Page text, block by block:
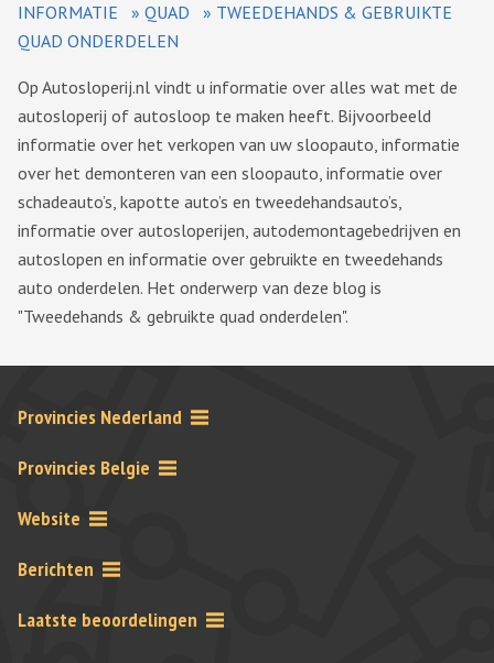
INFORMATIE
» QUAD » TWEEDEHANDS & GEBRUIKTE
QUAD ONDERDELEN
Op Autosloperij.nl vindt u informatie over alles wat met de
autosloperij of autosloop te maken heeft. Bijvoorbeeld
informatie over het verkopen van uw sloopauto, informatie
over het demonteren van een sloopauto, informatie over
schadeauto’s, kapotte auto’s en tweedehandsauto’s,
informatie over autosloperijen, autodemontagebedrijven en
autoslopen en informatie over gebruikte en tweedehands
auto onderdelen. Het onderwerp van deze blog is
"Tweedehands & gebruikte quad onderdelen".
Provincies Nederland
Provincies Belgie
Website
Berichten
Laatste beoordelingen